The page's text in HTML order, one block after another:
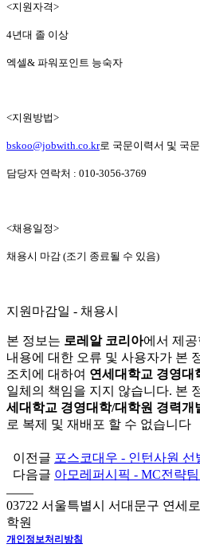
<지원자격>
4년대 졸 이상
엑셀& 파워포인트 능숙자
<지원방법>
bskoo@jobwith.co.kr로 국문이력서 및 국
담당자 연락처 : 010-3056-3769
<채용일정>
채용시 마감 (조기 종료될 수 있음)
지원마감일 - 채용시
본 정보는 로레알 코리아에서 제
내용에 대한 오류 및 사용자가 본
조치에 대하여 연세대학교 경영대
일체의 책임을 지지 않습니다. 본
세대학교 경영대학/대학원 경력개
로 복제 및 재배포 할 수 없습니다
이전글 포스코대우 - 인턴사원 선
다음글 아모레퍼시픽 - MC전략팀
03722 서울특별시 서대문구 연세
학원
개인정보처리방침